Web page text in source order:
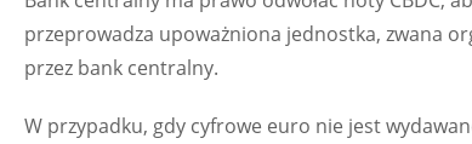
przeprowadza upoważniona jednostka, zwana
przez bank centralny.
W przypadku, gdy cyfrowe euro nie jest